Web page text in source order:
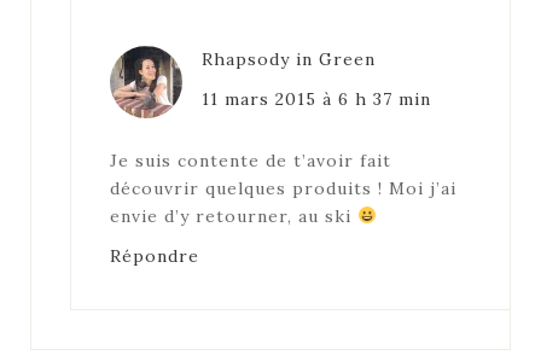
Rhapsody in Green
11 mars 2015 à 6 h 37 min
Je suis contente de t’avoir fait
découvrir quelques produits ! Moi j’ai
envie d’y retourner, au ski
Répondre